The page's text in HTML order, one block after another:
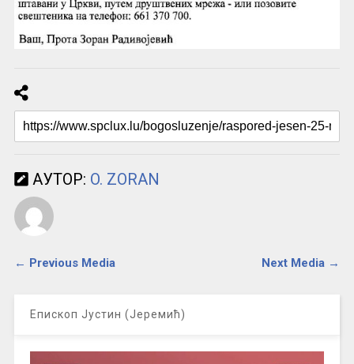
АУТОР: O. ZORAN
← Previous Media Next Media →
Епископ Јустин (Јеремић)